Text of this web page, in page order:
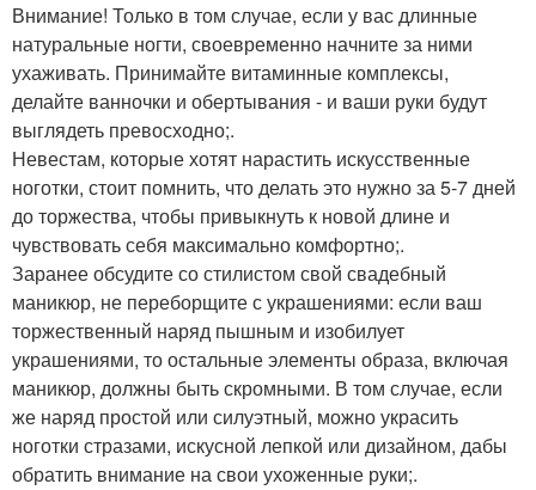
Внимание! Только в том случае, если у вас длинные
натуральные ногти, своевременно начните за ними
ухаживать. Принимайте витаминные комплексы,
делайте ванночки и обертывания - и ваши руки будут
выглядеть превосходно;.
Невестам, которые хотят нарастить искусственные
ноготки, стоит помнить, что делать это нужно за 5-7 дней
до торжества, чтобы привыкнуть к новой длине и
чувствовать себя максимально комфортно;.
Заранее обсудите со стилистом свой свадебный
маникюр, не переборщите с украшениями: если ваш
торжественный наряд пышным и изобилует
украшениями, то остальные элементы образа, включая
маникюр, должны быть скромными. В том случае, если
же наряд простой или силуэтный, можно украсить
ноготки стразами, искусной лепкой или дизайном, дабы
обратить внимание на свои ухоженные руки;.